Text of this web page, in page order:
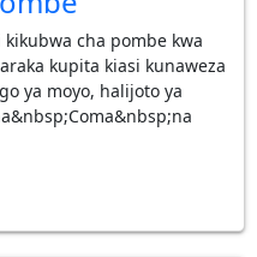
cha pombe kwa
kupita kiasi kunaweza
ya moyo, halijoto ya